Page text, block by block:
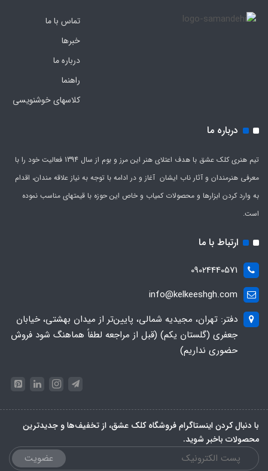
تماس با ما
خبرها
درباره ما
راهنما
کلاسهای خوشنویسی
درباره ما
تیم هنری کلک عشق با هدف اعتلای هنر این مرز و بوم از سال 1394 فعالیت خود را با
معرفی هنرمندان و آثار ناب ایشان آغاز و در ادامه با توجه به نیاز علاقه مندان، اقدام
به وارد کردن ابزارها و محصولات کمیاب و خاص این حوزه با قیمتهای مناسب نموده
است.
ارتباط با ما
09024440571
info@kelkeeshgh.com
دفتر: تهران، مجیدیه شمالی، پایین‌تر از میدان بهشتی، خیابان
جعفری (گلستان یکم) (قبل از مراجعه لطفاً هماهنگ شود فروش
حضوری نداریم)
با دنبال کردن اینستاگرام فروشگاه کلک عشق، از تخفیف‌ها و جدیدترین‌
محصولات باخبر شوید.
عضویت